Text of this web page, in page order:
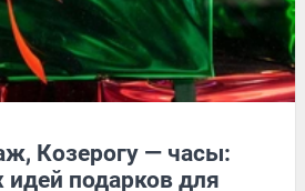
Козерогу — часы:
подарков для